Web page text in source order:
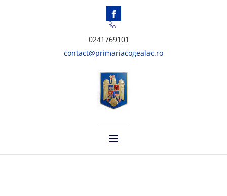
0241769101
contact@primariacogealac.ro